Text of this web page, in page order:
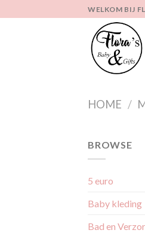
naar
WELKOM BIJ
HOME /
BROWSE
5 euro
Baby kleding
Bad en